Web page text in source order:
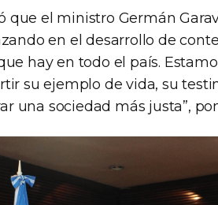
que el ministro Germán
en el desarrollo de
hay en todo el país.
su ejemplo de vida, su
una sociedad más justa”,